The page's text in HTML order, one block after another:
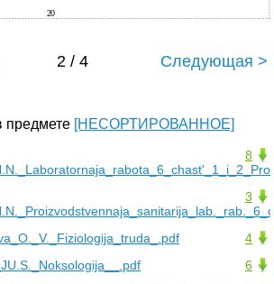
20
2 / 4 Следующая >
[НЕСОРТИРОВАННОЕ]
8
3
4
6